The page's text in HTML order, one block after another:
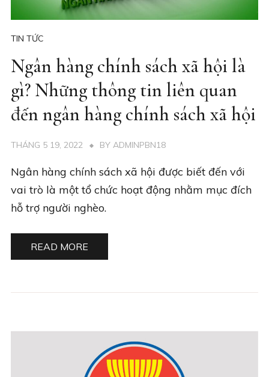
TIN TỨC
Ngân hàng chính sách xã hội là
gì? Những thông tin liên quan
đến ngân hàng chính sách xã hội
THÁNG 5 19, 2022 BY ADMINPBN18
Ngân hàng chính sách xã hội được biết đến với
vai trò là một tổ chức hoạt động nhằm mục đích
hỗ trợ người nghèo.
READ MORE